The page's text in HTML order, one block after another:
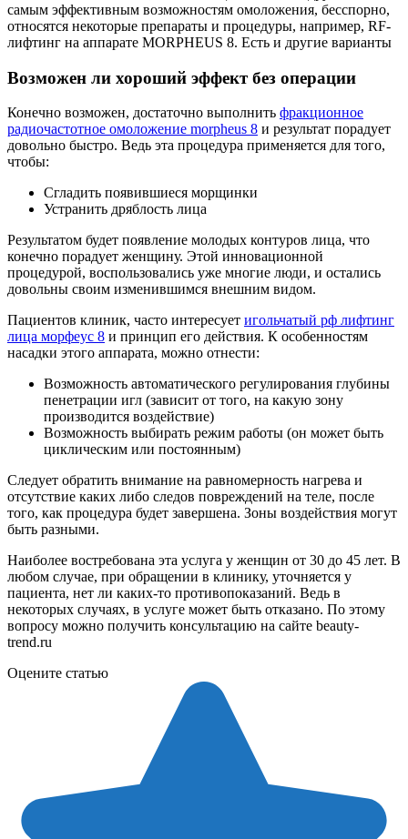
самым эффективным возможностям омоложения, бесспорно,
относятся некоторые препараты и процедуры, например, RF-
лифтинг на аппарате MORPHEUS 8. Есть и другие варианты
Возможен ли хороший эффект без операции
Конечно возможен, достаточно выполнить фракционное
радиочастотное омоложение morpheus 8 и результат порадует
довольно быстро. Ведь эта процедура применяется для того,
чтобы:
Сгладить появившиеся морщинки
Устранить дряблость лица
Результатом будет появление молодых контуров лица, что
конечно порадует женщину. Этой инновационной
процедурой, воспользовались уже многие люди, и остались
довольны своим изменившимся внешним видом.
Пациентов клиник, часто интересует игольчатый рф лифтинг
лица морфеус 8 и принцип его действия. К особенностям
насадки этого аппарата, можно отнести:
Возможность автоматического регулирования глубины
пенетрации игл (зависит от того, на какую зону
производится воздействие)
Возможность выбирать режим работы (он может быть
циклическим или постоянным)
Следует обратить внимание на равномерность нагрева и
отсутствие каких либо следов повреждений на теле, после
того, как процедура будет завершена. Зоны воздействия могут
быть разными.
Наиболее востребована эта услуга у женщин от 30 до 45 лет. В
любом случае, при обращении в клинику, уточняется у
пациента, нет ли каких-то противопоказаний. Ведь в
некоторых случаях, в услуге может быть отказано. По этому
вопросу можно получить консультацию на сайте beauty-
trend.ru
Оцените статью